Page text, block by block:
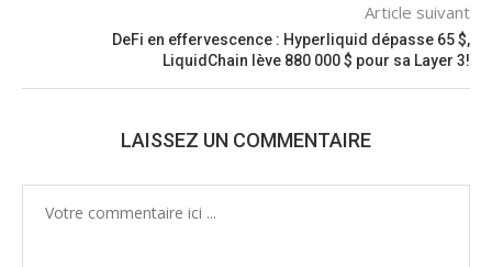
Article suivant
DeFi en effervescence : Hyperliquid dépasse 65 $,
LiquidChain lève 880 000 $ pour sa Layer 3!
LAISSEZ UN COMMENTAIRE